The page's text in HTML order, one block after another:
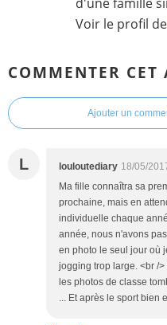
Voir le profil de
COMMENTER CET
Ajouter un
L louloutediary 18/05/
Ma fille connaîtra sa
prochaine, mais en
individuelle chaque
année, nous n'avons
en photo le seul jour où
jogging trop large. <br /
les photos de classe
... Et après le sport bien